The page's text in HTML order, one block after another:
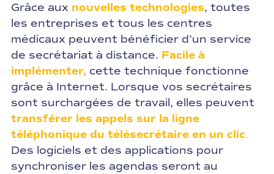
Grâce aux nouvelles technologies, toutes
les entreprises et tous les centres
médicaux peuvent bénéficier d’un service
de secrétariat à distance. Facile à
implémenter,cette technique fonctionne
grâce à Internet. Lorsque vos secrétaires
sont surchargées de travail, elles peuvent
transférer les appels sur la ligne
téléphonique du télésecrétaire en un clic.
Des logiciels et des applications pour
synchroniser les agendas seront au